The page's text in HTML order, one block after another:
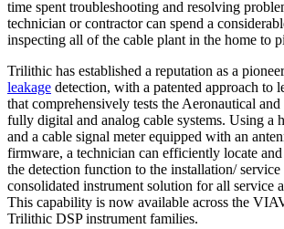
time spent troubleshooting and resolving
technician or contractor can spend a
inspecting all of the cable plant in the home to
Trilithic has established a reputation as a
leakage detection, with a patented approach to
that comprehensively tests the Aeronautical
fully digital and analog cable systems. Using a
and a cable signal meter equipped with an
firmware, a technician can efficiently locate
the detection function to the installation/ service
consolidated instrument solution for all service
This capability is now available across the
Trilithic DSP instrument families.